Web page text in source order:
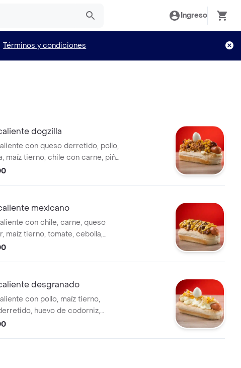
Ingreso
Términos y condiciones
dogzilla
con queso derretido, pollo,
maíz tierno, chile con carne, piña
huevo de codorniz, toppings y
mexicano
con chile, carne, queso
maíz tierno, tomate, cebolla,
tostacos y salsas a elegir.
desgranado
con pollo, maíz tierno,
huevo de codorniz,
de ángel, salsa tártara,